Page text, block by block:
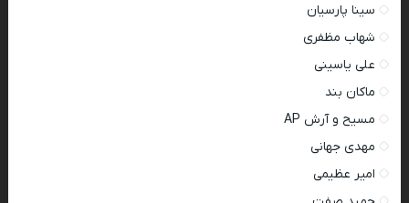
سینا پارسیان
شهاب مظفری
علی یاسینی
ماکان بند
مسیح و آرش AP
مهدی جهانی
امیر عظیمی